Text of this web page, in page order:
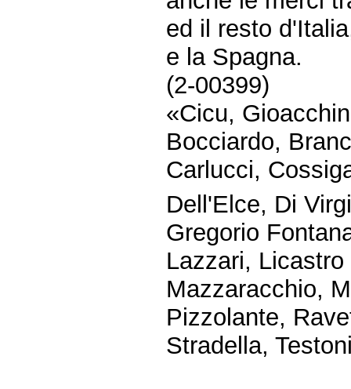
ed il resto
e la Spagna.
(2-00399)
«Cicu,
Bocciardo,
Carlucci,
Dell'Elce, Di
Gregorio
Lazzari,
Mazzaracchio,
Pizzolante,
Stradella,